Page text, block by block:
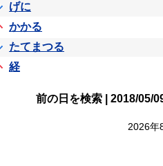
げに
かかる
たてまつる
経
前の日を検索 | 2018/05/
2026年